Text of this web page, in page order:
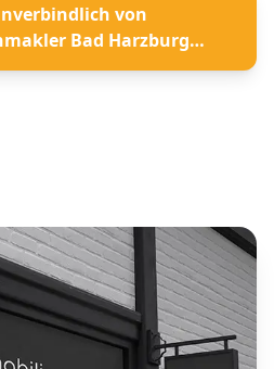
von
Bad Harzburg
lassen